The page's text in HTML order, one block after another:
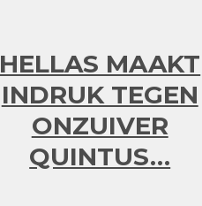
HELLAS MAAKT
INDRUK TEGEN
ONZUIVER
QUINTUS…